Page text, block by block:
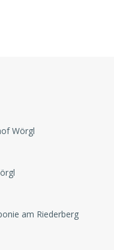
Wörgl
am Riederberg